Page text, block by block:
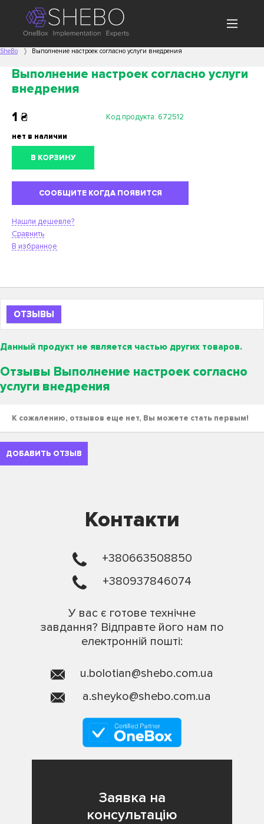
SheBo Выполнение настроек согласно услуги внедрения
Выполнение настроек согласно услуги
внедрения
1 ₴ Код продукта: 672512
нет в наличии
В КОРЗИНУ
СООБЩИТЕ КОГДА ПОЯВИТСЯ
Нашли дешевле?
Сравнить
В избранное
ОТЗЫВЫ
Данный продукт не является частью других товаров.
Отзывы Выполнение настроек согласно
услуги внедрения
К сожалению, отзывов еще нет, Вы можете стать первым!
ДОБАВИТЬ ОТЗЫВ
Контакти
+380663508850
+380937846074
У вас є готове технічне
завдання? Відправте його нам по
електронній пошті:
u.bolotian@shebo.com.ua
a.sheyko@shebo.com.ua
Заявка на
консультацію